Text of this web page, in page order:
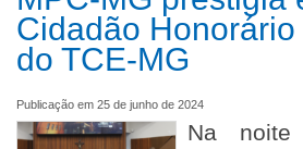
Cidadão
do TCE-MG
Publicação em 25 de junho de 2024
Na